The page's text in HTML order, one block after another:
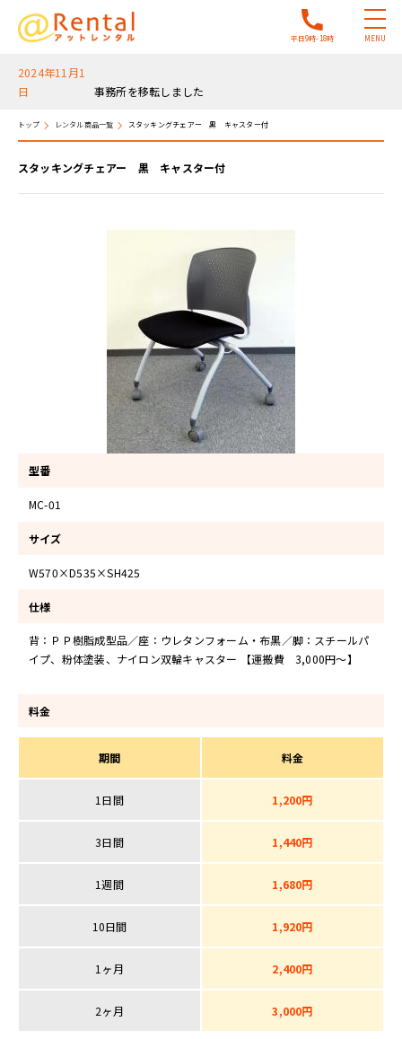
平日9時-18時 MENU
2024年11月1
日
事務所を移転しました
トップ レンタル商品一覧 スタッキングチェアー 黒 キャスター付
スタッキングチェアー 黒 キャスター付
型番
MC-01
サイズ
W570×D535×SH425
仕様
背：ＰＰ樹脂成型品／座：ウレタンフォーム・布黒／脚：スチールパ
イプ、粉体塗装、ナイロン双輪キャスター 【運搬費 3,000円～】
料金
期間 料金
1日間 1,200円
3日間 1,440円
1週間 1,680円
10日間 1,920円
1ヶ月 2,400円
2ヶ月 3,000円